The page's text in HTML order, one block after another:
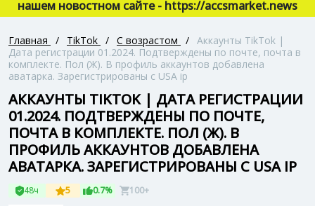
нашем новостном сайте - https://accsmarket.news
Главная / TikTok / С возрастом / Аккаунты TikTok |
Дата регистрации 01.2024. Подтверждены по почте, почта в
комплекте. Пол (Ж). В профиль аккаунтов добавлена
аватарка. Зарегистрированы с USA ip
АККАУНТЫ TIKTOK | ДАТА РЕГИСТРАЦИИ
01.2024. ПОДТВЕРЖДЕНЫ ПО ПОЧТЕ,
ПОЧТА В КОМПЛЕКТЕ. ПОЛ (Ж). В
ПРОФИЛЬ АККАУНТОВ ДОБАВЛЕНА
АВАТАРКА. ЗАРЕГИСТРИРОВАНЫ С USA IP
48ч 5 0.7% 100+